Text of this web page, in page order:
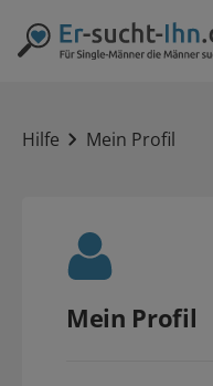
Hilfe Mein Profil
Mein Profil